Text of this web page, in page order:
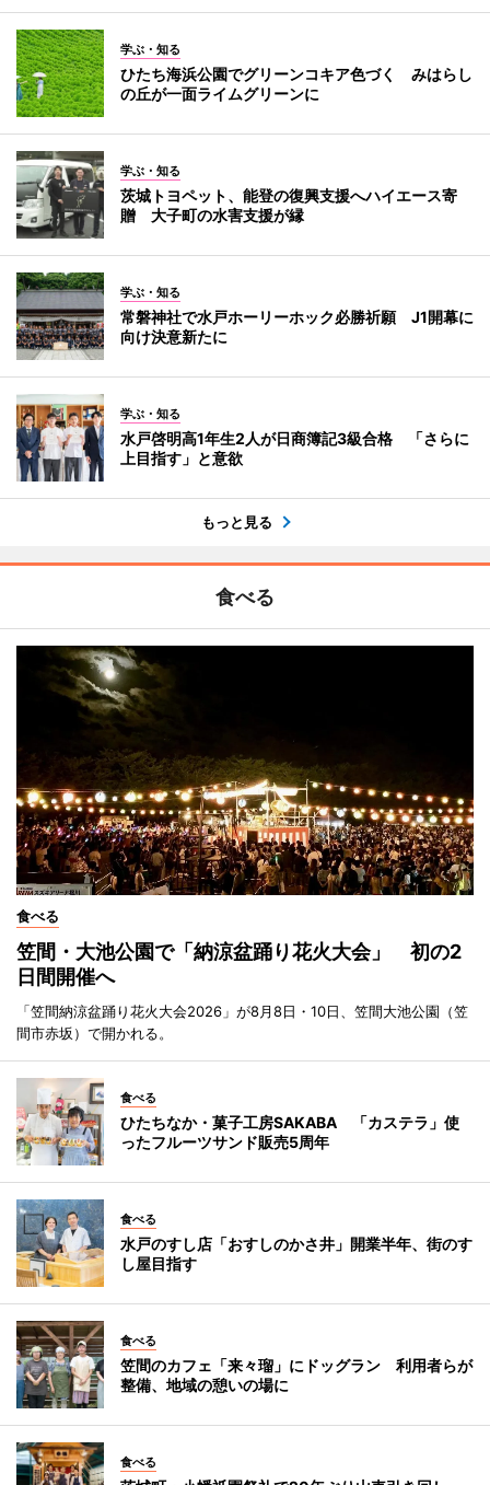
学ぶ・知る
ひたち海浜公園でグリーンコキア色づく みはらし
の丘が一面ライムグリーンに
学ぶ・知る
茨城トヨペット、能登の復興支援へハイエース寄
贈 大子町の水害支援が縁
学ぶ・知る
常磐神社で水戸ホーリーホック必勝祈願 J1開幕に
向け決意新たに
学ぶ・知る
水戸啓明高1年生2人が日商簿記3級合格 「さらに
上目指す」と意欲
もっと見る
食べる
食べる
笠間・大池公園で「納涼盆踊り花火大会」 初の2
日間開催へ
「笠間納涼盆踊り花火大会2026」が8月8日・10日、笠間大池公園（笠
間市赤坂）で開かれる。
食べる
ひたちなか・菓子工房SAKABA 「カステラ」使
ったフルーツサンド販売5周年
食べる
水戸のすし店「おすしのかさ井」開業半年、街のす
し屋目指す
食べる
笠間のカフェ「来々瑠」にドッグラン 利用者らが
整備、地域の憩いの場に
食べる